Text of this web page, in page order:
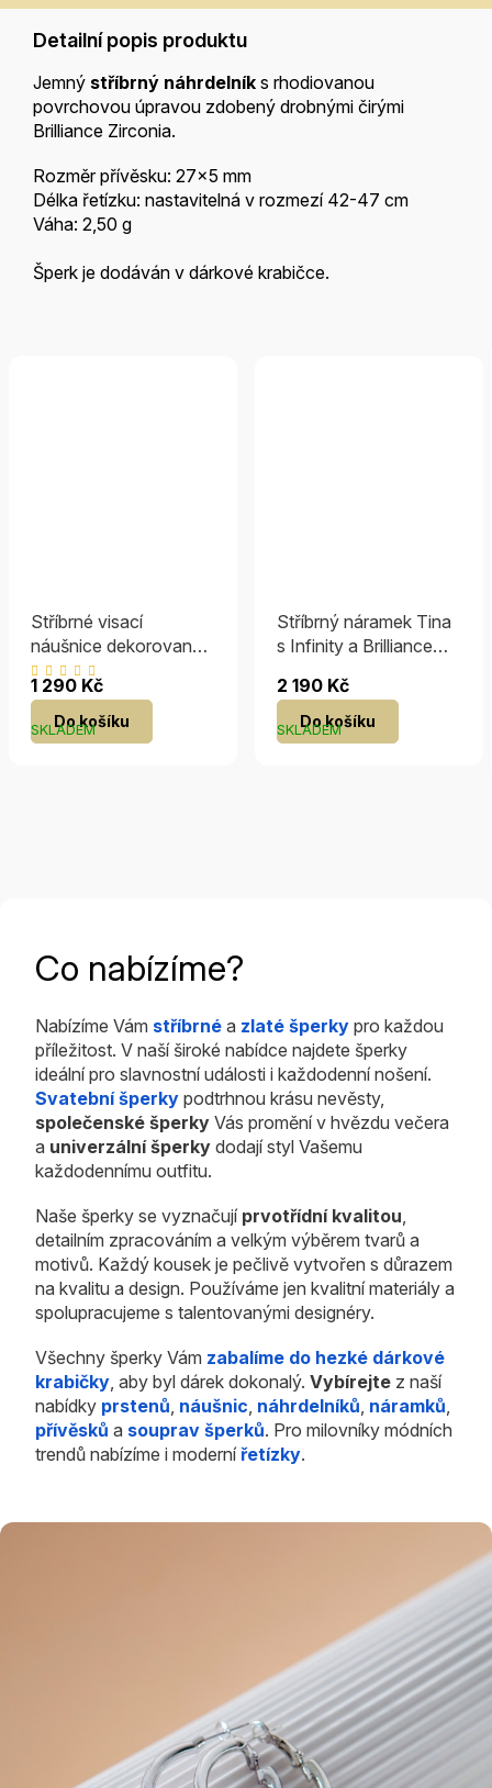
Detailní popis produktu
Jemný stříbrný náhrdelník s rhodiovanou
povrchovou úpravou zdobený drobnými čirými
Brilliance Zirconia.
Rozměr přívěsku: 27x5 mm
Délka řetízku: nastavitelná v rozmezí 42-47 cm
Váha: 2,50 g
Šperk je dodáván v dárkové krabičce.
Stříbrné visací
náušnice dekorované
zirkony
Průměrné
hodnocení
produktu
je
SKLADEM
1 290 Kč
Do košíku
Stříbrný náramek Tina
s Infinity a Brilliance
SKLADEM
2 190 Kč
Do košíku
Co nabízíme?
Nabízíme Vám stříbrné a zlaté šperky pro každou
příležitost. V naší široké nabídce najdete šperky
ideální pro slavnostní události i každodenní nošení.
Svatební šperky podtrhnou krásu nevěsty,
společenské šperky Vás promění v hvězdu večera
a univerzální šperky dodají styl Vašemu
každodennímu outfitu.
Naše šperky se vyznačují prvotřídní kvalitou,
detailním zpracováním a velkým výběrem tvarů a
motivů. Každý kousek je pečlivě vytvořen s důrazem
na kvalitu a design. Používáme jen kvalitní materiály a
spolupracujeme s talentovanými designéry.
Všechny šperky Vám zabalíme do hezké dárkové
krabičky, aby byl dárek dokonalý. Vybírejte z naší
nabídky prstenů, náušnic, náhrdelníků, náramků,
přívěsků a souprav šperků. Pro milovníky módních
trendů nabízíme i modernířetízky.